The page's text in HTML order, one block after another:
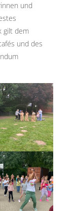
und
gilt dem
und des